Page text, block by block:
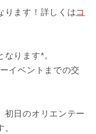
ます！詳しくはコ
なります*。
イベントまでの交
日のオリエンテー